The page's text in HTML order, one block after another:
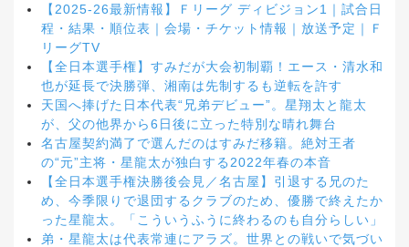
【2025-26最新情報】Ｆリーグ ディビジョン1｜試合日
程・結果・順位表｜会場・チケット情報｜放送予定｜Ｆ
リーグTV
【全日本選手権】すみだが大会初制覇！エース・清水和
也が延長で決勝弾、湘南は先制するも逆転を許す
天国へ捧げた日本代表“兄弟デビュー”。星翔太と龍太
が、父の他界から6日後に立った特別な晴れ舞台
名古屋契約満了で選んだのはすみだ移籍。絶対王者
の“元”主将・星龍太が独白する2022年春の本音
【全日本選手権決勝後会見／名古屋】引退する兄のた
め、今季限りで退団するクラブのため、優勝で終えたか
った星龍太。「こういうふうに終わるのも自分らしい」
弟・星龍太は代表常連にアラズ。世界との戦いで気づい